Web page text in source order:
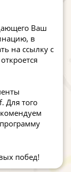
Ваш
в
на ссылку с
Для того
побед!